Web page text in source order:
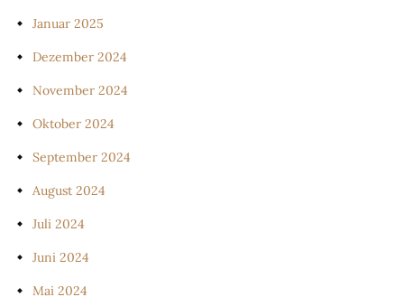
Januar 2025
Dezember 2024
November 2024
Oktober 2024
September 2024
August 2024
Juli 2024
Juni 2024
Mai 2024